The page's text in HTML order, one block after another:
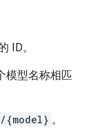
ID。
模型名称相匹
{model} 。